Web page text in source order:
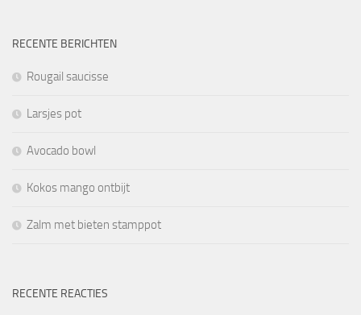
RECENTE BERICHTEN
Rougail saucisse
Larsjes pot
Avocado bowl
Kokos mango ontbijt
Zalm met bieten stamppot
RECENTE REACTIES